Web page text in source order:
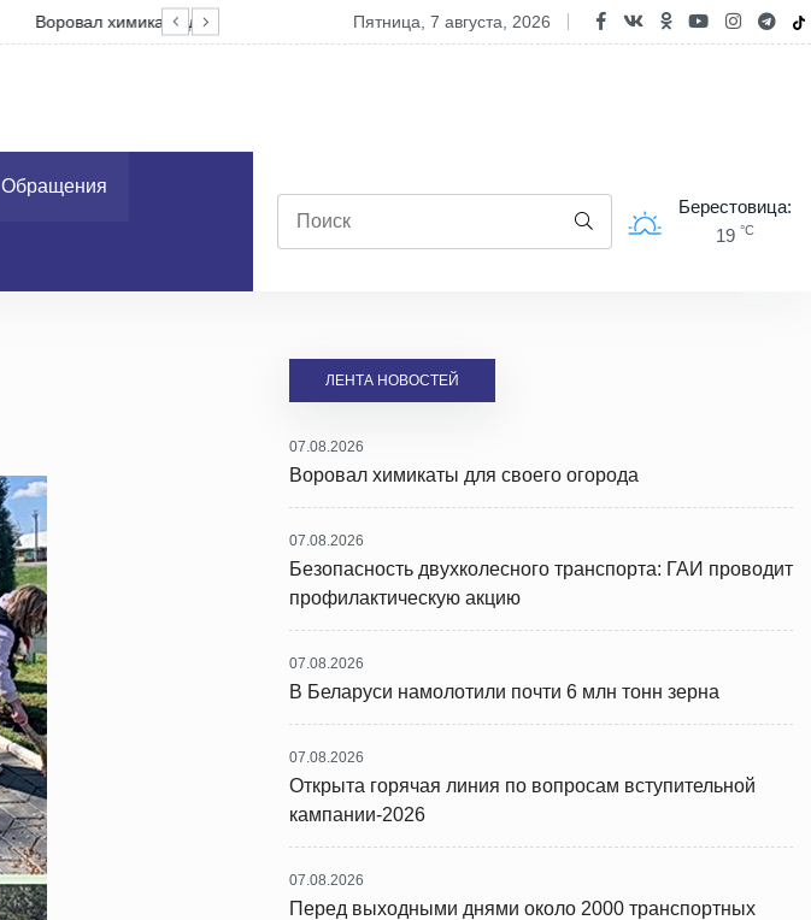
Безопасность двухколесного транспорта: ГАИ проводит
пятница, 7 августа, 2026
Обращения
Берестовица:
19 °C
ЛЕНТА НОВОСТЕЙ
07.08.2026
Воровал химикаты для своего огорода
07.08.2026
Безопасность двухколесного транспорта: ГАИ проводит
профилактическую акцию
07.08.2026
В Беларуси намолотили почти 6 млн тонн зерна
07.08.2026
Открыта горячая линия по вопросам вступительной
кампании-2026
07.08.2026
Перед выходными днями около 2000 транспортных